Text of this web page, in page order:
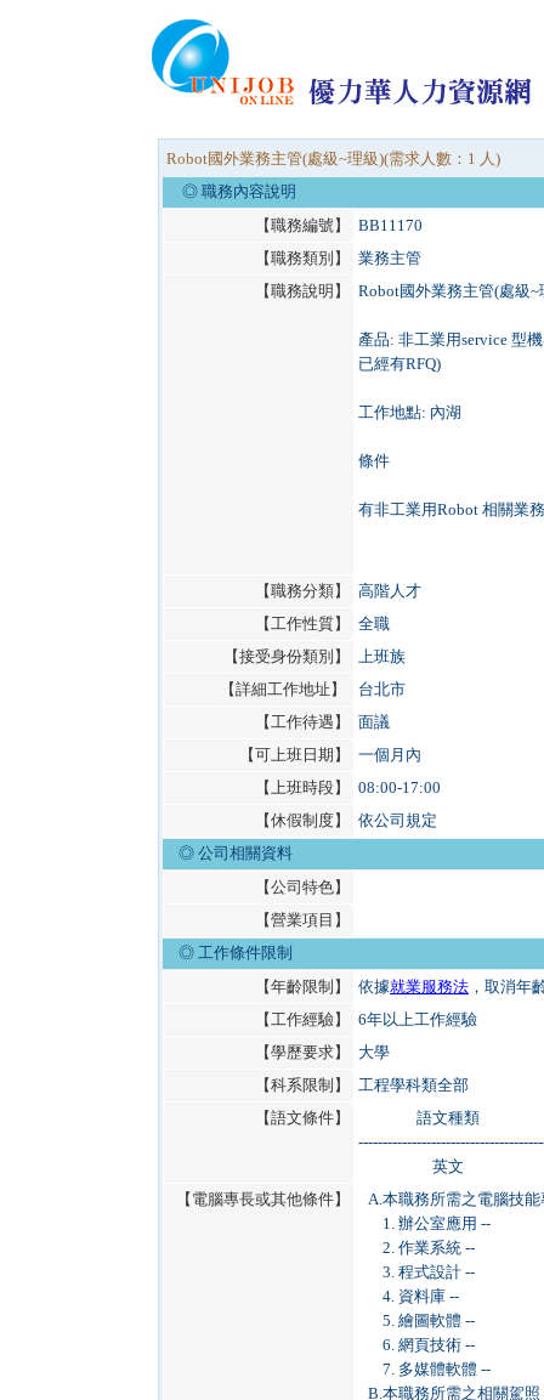
Robot國外業務主管(處級~理級)(需求人數：1 人)
◎ 職務內容說明
【職務編號】
BB11170
【職務類別】
業務主管
【職務說明】
Robot國外業務主管(處級~
產品: 非工業用service 型
已經有RFQ)
工作地點: 內湖
條件
有非工業用Robot 相關業
【職務分類】
高階人才
【工作性質】
全職
【接受身份類別】
上班族
【詳細工作地址】
台北市
【工作待遇】
面議
【可上班日期】
一個月內
【上班時段】
08:00-17:00
【休假制度】
依公司規定
◎ 公司相關資料
【公司特色】
【營業項目】
◎ 工作條件限制
【年齡限制】
依據就業服務法 ，取消年
【工作經驗】
6年以上工作經驗
【學歷要求】
大學
【科系限制】
工程學科類全部
【語文條件】
語文種類
英文
【電腦專長或其他條件】
A.本職務所需之電腦技能
1. 辦公室應用 --
2. 作業系統 --
3. 程式設計 --
4. 資料庫 --
5. 繪圖軟體 --
6. 網頁技術 --
7. 多媒體軟體 --
B.本職務所需之相關駕照